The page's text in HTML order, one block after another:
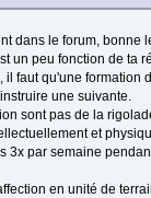
dans le forum, bonne
un peu fonction de ta
faut qu'une formation
une suivante.
sont pas de la
et
3x par semaine
en unité de